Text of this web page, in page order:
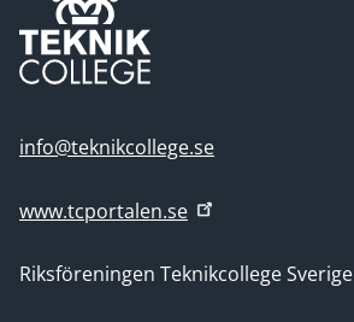
info@teknikcollege.se
www.tcportalen.se
Riksföreningen Teknikcollege Sverige